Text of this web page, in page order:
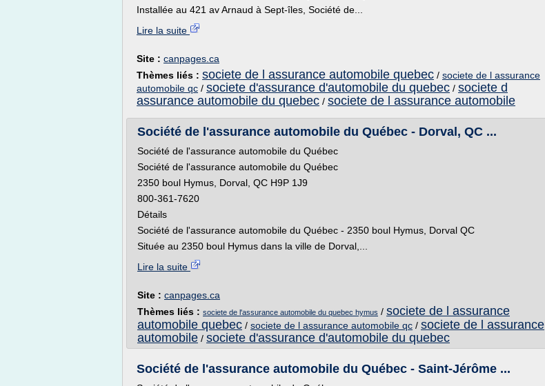
Installée au 421 av Arnaud à Sept-îles, Société de...
Lire la suite
Site : canpages.ca
Thèmes liés : societe de l assurance automobile quebec / societe de l assurance
automobile qc / societe d'assurance d'automobile du quebec / societe d
assurance automobile du quebec / societe de l assurance automobile
Société de l'assurance automobile du Québec - Dorval, QC ...
Société de l'assurance automobile du Québec
Société de l'assurance automobile du Québec
2350 boul Hymus, Dorval, QC H9P 1J9
800-361-7620
Détails
Société de l'assurance automobile du Québec - 2350 boul Hymus, Dorval QC
Située au 2350 boul Hymus dans la ville de Dorval,...
Lire la suite
Site : canpages.ca
Thèmes liés : societe de l'assurance automobile du quebec hymus / societe de l assurance
automobile quebec / societe de l assurance automobile qc / societe de l assurance
automobile / societe d'assurance d'automobile du quebec
Société de l'assurance automobile du Québec - Saint-Jérôme ...